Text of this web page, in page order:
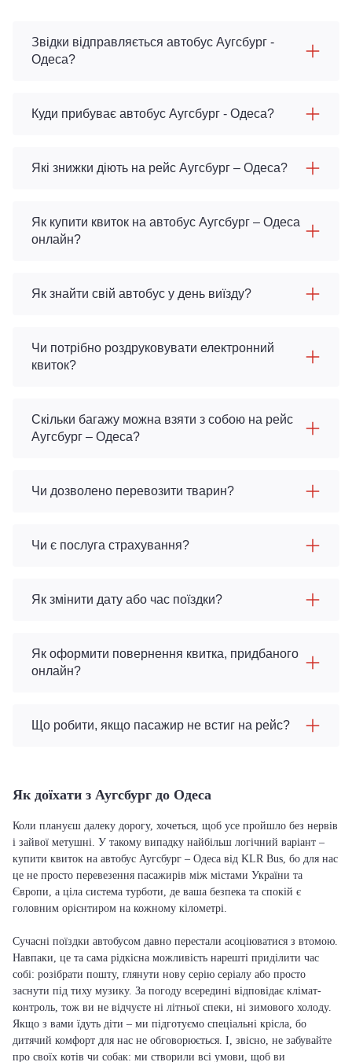
Звідки відправляється автобус Аугсбург -
Одеса?
Куди прибуває автобус Аугсбург - Одеса?
Які знижки діють на рейс Аугсбург – Одеса?
Як купити квиток на автобус Аугсбург – Одеса
онлайн?
Як знайти свій автобус у день виїзду?
Чи потрібно роздруковувати електронний
квиток?
Скільки багажу можна взяти з собою на рейс
Аугсбург – Одеса?
Чи дозволено перевозити тварин?
Чи є послуга страхування?
Як змінити дату або час поїздки?
Як оформити повернення квитка, придбаного
онлайн?
Що робити, якщо пасажир не встиг на рейс?
Як доїхати з Аугсбург до Одеса
Коли плануєш далеку дорогу, хочеться, щоб усе пройшло без нервів
і зайвої метушні. У такому випадку найбільш логічний варіант –
купити квиток на автобус Аугсбург – Одеса від KLR Bus, бо для нас
це не просто перевезення пасажирів між містами України та
Європи, а ціла система турботи, де ваша безпека та спокій є
головним орієнтиром на кожному кілометрі.
Сучасні поїздки автобусом давно перестали асоціюватися з втомою.
Навпаки, це та сама рідкісна можливість нарешті приділити час
собі: розібрати пошту, глянути нову серію серіалу або просто
заснути під тиху музику. За погоду всередині відповідає клімат-
контроль, тож ви не відчуєте ні літньої спеки, ні зимового холоду.
Якщо з вами їдуть діти – ми підготуємо спеціальні крісла, бо
дитячий комфорт для нас не обговорюється. І, звісно, не забувайте
про своїх котів чи собак: ми створили всі умови, щоб ви